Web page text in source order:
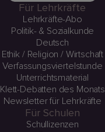
Für Lehrkräfte
Lehrkräfte-Abo
Politik- & Sozialkunde
Deutsch
Ethik / Religion / Wirtschaft
Verfassungsviertelstunde
Unterrichtsmaterial
Klett-Debatten des Monats
Newsletter für Lehrkräfte
Für Schulen
Schullizenzen